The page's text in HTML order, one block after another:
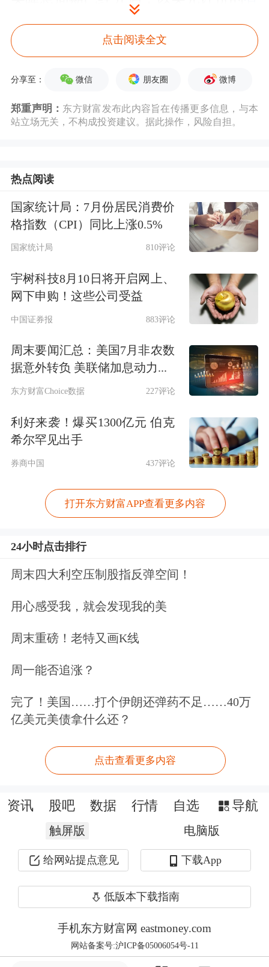
色金属价格向上。美元货币超发、信用
重构，全球地缘政治紧张，货币多元化
去美元化加速，贵金属显著受益，具备
美元与美元计价商品常常存在反向关
系，当地时间9月18日，美联储宣布下
调联邦基金利率50bp至4.75%－5.0%，
美联储已开启降息周期，弱势美元将激
发有色金融属性。
此外，近年来美元货币超发，美国总体
债务占国内生产总值的比例走高；全球
地缘政治紧张，2022年俄乌战争美国将
俄罗斯剔除SWIFT结算系统强化非美经
济体多样化其他货币和资产的认知。美
元信用面临重构，货币多元化趋势持续
演进，未来有望催生国际货币新秩序，
央行购金大幅增长。去美元化加速将导
致美元面临贬值压力，同样利好大宗商
品价格。
2、第四次产业革命引领需求增长
第四次产业革命引导相关金属尤其是战
略小金属需求大增，
中国财政货币共振，全球经济有望改
3、资源稀缺性日益明显
随着双碳相关政策约束、供给侧改革效
果显现、资源保护主义盛行以及资本开
支不足导致供应刚性约束，供给将维持
矿产逐渐被开发殆尽，不得不向更深处
寻找资源，全球有色金属矿石品位大多
呈下滑趋势，资源稀缺性日益明显；历
点击阅读全文
分享至： 微信 朋友圈 微博
郑重声明： 东方财富发布此内容旨在传播更多信息，与本
站立场无关，不构成投资建议。据此操作，风险自担。
热点阅读
国家统计局：7月份居民消费价
格指数（CPI）同比上涨0.5%
国家统计局 810评论
宇树科技8月10日将开启网上、
网下申购！这些公司受益
中国证券报 883评论
周末要闻汇总：美国7月非农数
据意外转负 美联储加息动力...
东方财富Choice数据 227评论
利好来袭！爆买1300亿元 伯克
希尔罕见出手
券商中国 437评论
打开东方财富APP查看更多内容
24小时点击排行
周末四大利空压制股指反弹空间！
用心感受我，就会发现我的美
周末重磅！老特又画K线
周一能否追涨？
完了！美国……打个伊朗还弹药不足……40万
亿美元美债拿什么还？
点击查看更多内容
资讯 股吧 数据 行情 自选 导航
触屏版 电脑版
给网站提点意见 下载App
低版本下载指南
手机东方财富网 eastmoney.com
网站备案号:沪ICP备05006054号-11